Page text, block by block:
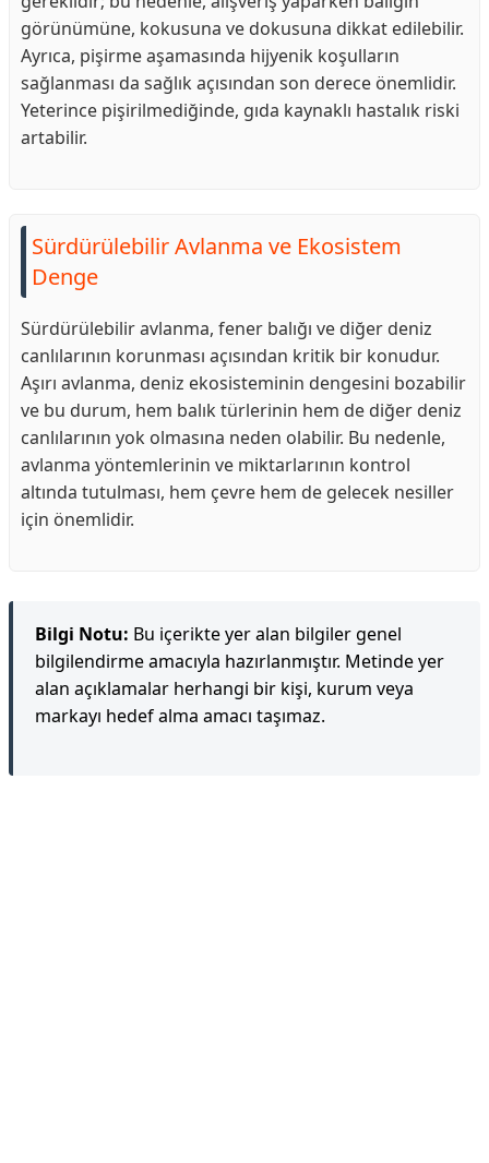
görünümüne, kokusuna ve dokusuna dikkat edilebilir.
Ayrıca, pişirme aşamasında hijyenik koşulların
sağlanması da sağlık açısından son derece önemlidir.
Yeterince pişirilmediğinde, gıda kaynaklı hastalık riski
artabilir.
Sürdürülebilir Avlanma ve Ekosistem
Denge
Sürdürülebilir avlanma, fener balığı ve diğer deniz
canlılarının korunması açısından kritik bir konudur.
Aşırı avlanma, deniz ekosisteminin dengesini bozabilir
ve bu durum, hem balık türlerinin hem de diğer deniz
canlılarının yok olmasına neden olabilir. Bu nedenle,
avlanma yöntemlerinin ve miktarlarının kontrol
altında tutulması, hem çevre hem de gelecek nesiller
için önemlidir.
Bilgi Notu: Bu içerikte yer alan bilgiler genel
bilgilendirme amacıyla hazırlanmıştır. Metinde yer
alan açıklamalar herhangi bir kişi, kurum veya
markayı hedef alma amacı taşımaz.